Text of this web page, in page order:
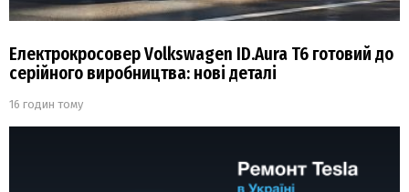
Електрокросовер Volkswagen ID.Aura T6 готовий до
серійного виробництва: нові деталі
16 годин тому